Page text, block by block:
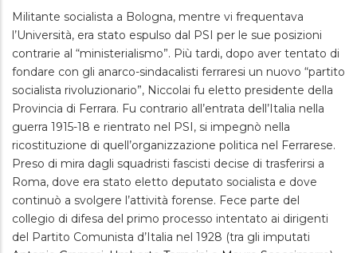
Militante socialista a Bologna, mentre vi frequentava
l’Università, era stato espulso dal PSI per le sue posizioni
contrarie al “ministerialismo”. Più tardi, dopo aver tentato di
fondare con gli anarco-sindacalisti ferraresi un nuovo “partito
socialista rivoluzionario”, Niccolai fu eletto presidente della
Provincia di Ferrara. Fu contrario all’entrata dell’Italia nella
guerra 1915-18 e rientrato nel PSI, si impegnò nella
ricostituzione di quell’organizzazione politica nel Ferrarese.
Preso di mira dagli squadristi fascisti decise di trasferirsi a
Roma, dove era stato eletto deputato socialista e dove
continuò a svolgere l’attività forense. Fece parte del
collegio di difesa del primo processo intentato ai dirigenti
del Partito Comunista d’Italia nel 1928 (tra gli imputati